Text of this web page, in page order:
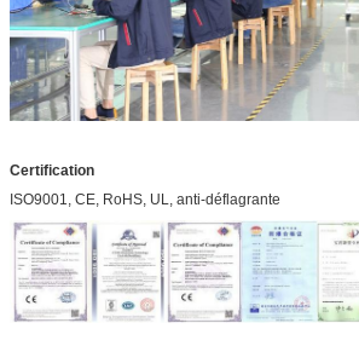
Certification
ISO9001, CE, RoHS, UL, anti-déflagrante